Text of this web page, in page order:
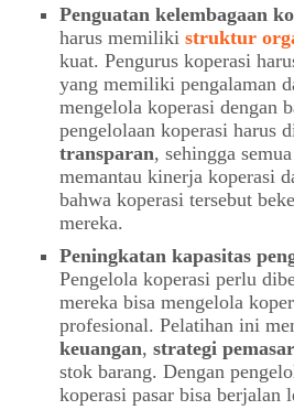
Penguatan kelembagaan
harus memiliki struktur
kuat. Pengurus koperasi
yang memiliki pengalaman
mengelola koperasi dengan
pengelolaan koperasi harus
transparan, sehingga
memantau kinerja koperasi
bahwa koperasi tersebut
mereka.
Peningkatan kapasitas
Pengelola koperasi perlu
mereka bisa mengelola
profesional. Pelatihan ini
keuangan, strategi
stok barang. Dengan
koperasi pasar bisa berjalan